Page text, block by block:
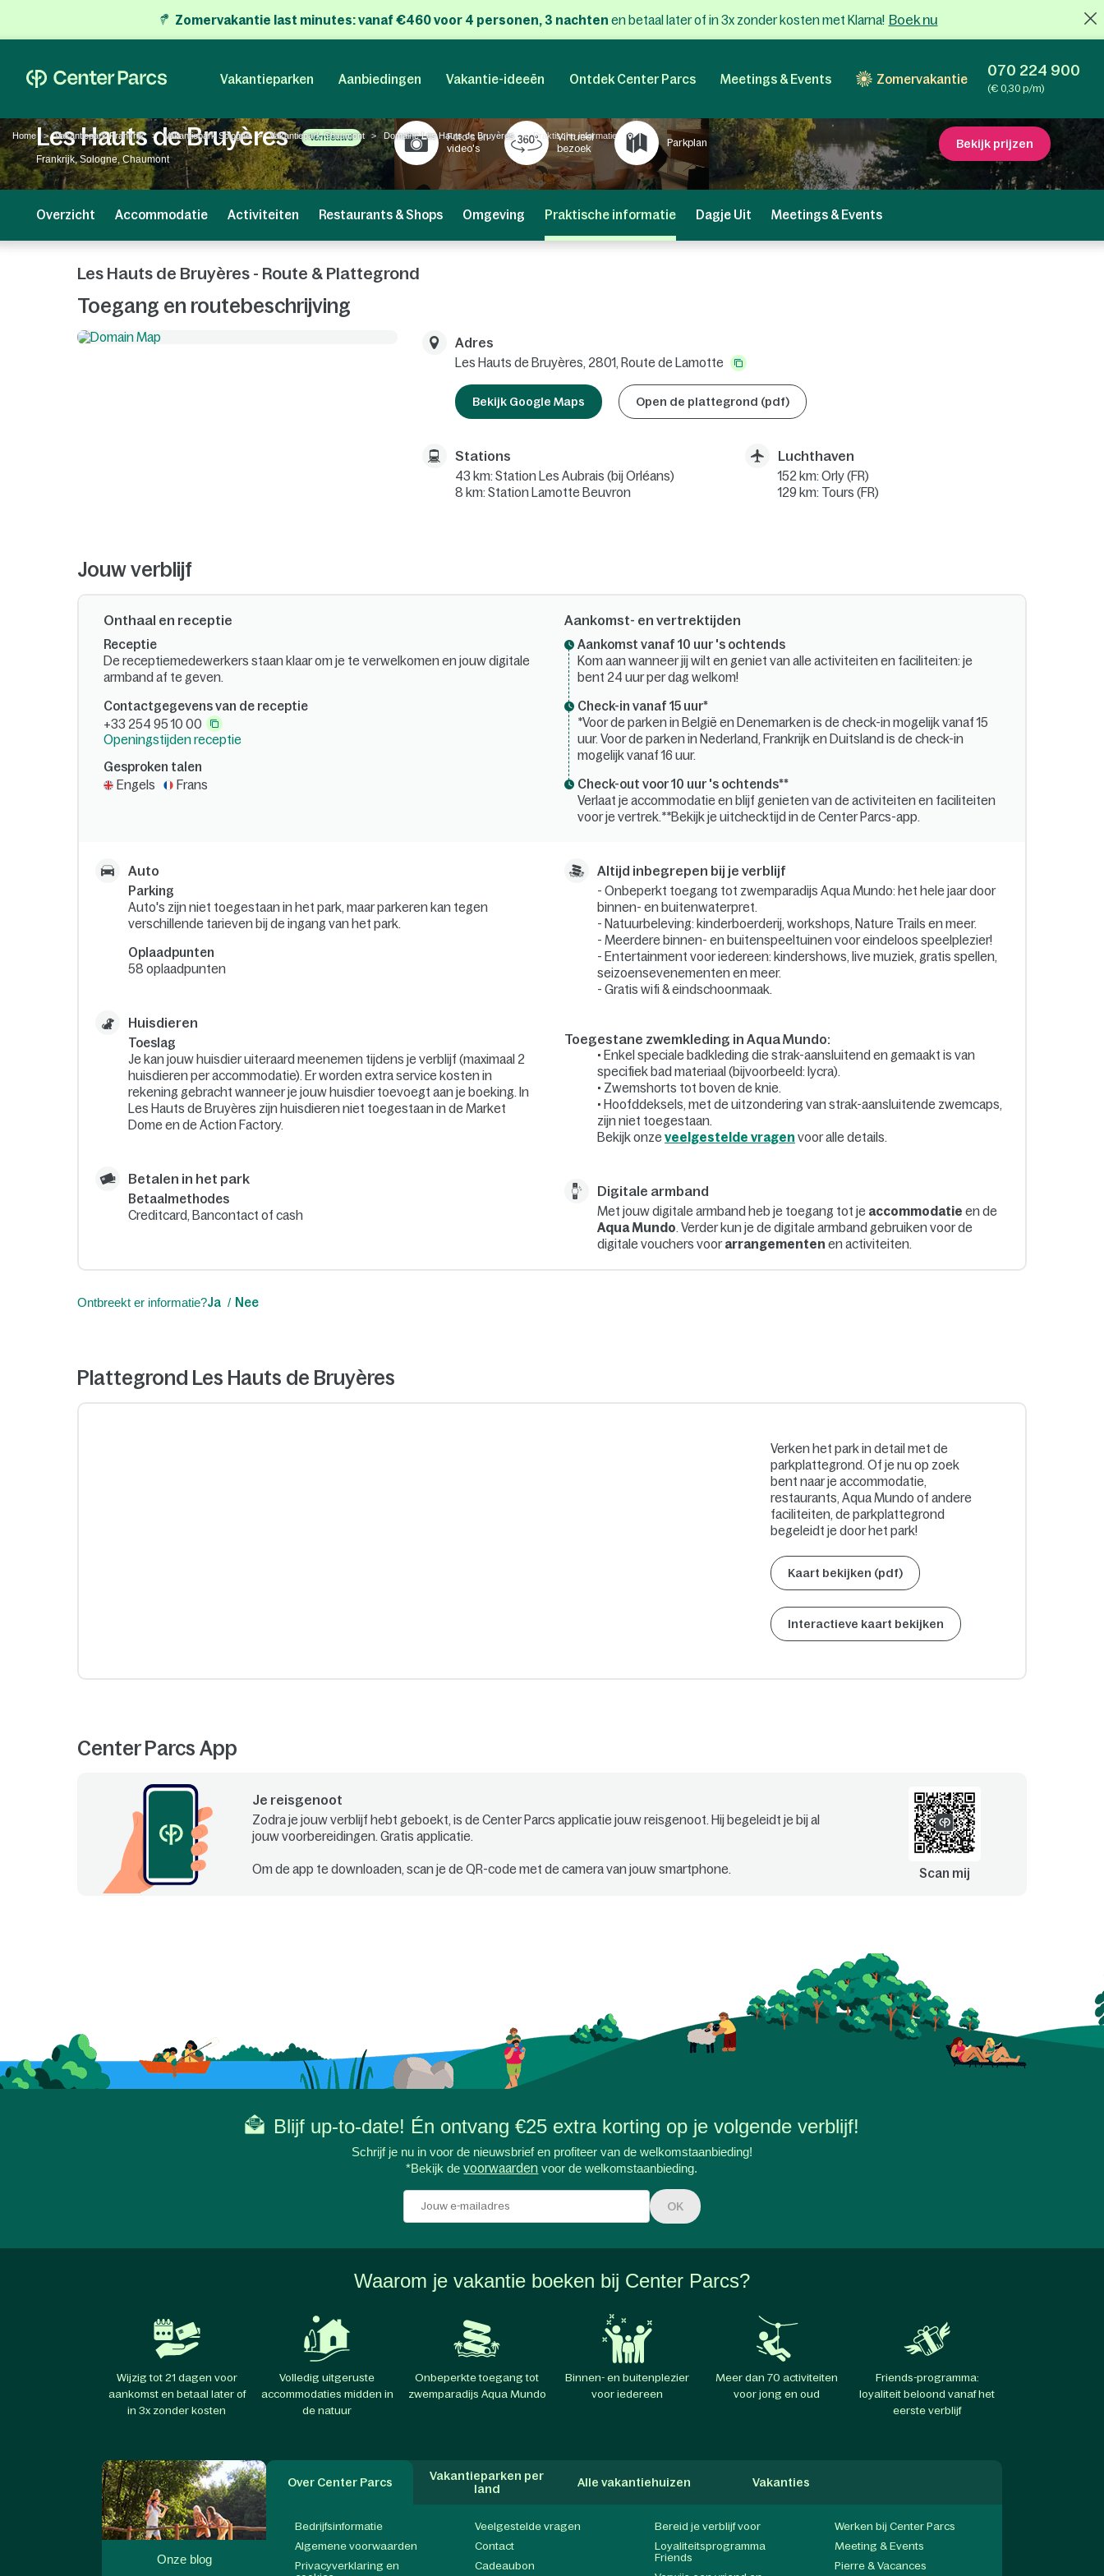
Zomervakantie last minutes:vanaf €460 voor 4 personen, 3 nachten en betaal later of in 3x zonder kosten met Klarna! Boek nu
Vakantieparken Aanbiedingen Vakantie-ideeën Ontdek Center Parcs Meetings & Events Zomervakantie 070 224 900
(€ 0,30 p/m)
Home Vakantiepark Frankrijk Vakantiepark Sologne Vakantiepark Chaumont Domaine Les Hauts de Bruyères Praktische informatie
Les Hauts de Bruyères Vernieuwd
Frankrijk, Sologne, Chaumont
Foto's en
video's
Virtueel
bezoek
Parkplan Bekijk prijzen
Overzicht Accommodatie Activiteiten Restaurants & Shops Omgeving Praktische informatie Dagje Uit Meetings & Events
Les Hauts de Bruyères - Route & Plattegrond
Toegang en routebeschrijving
Adres
Les Hauts de Bruyères, 2801, Route de Lamotte
Bekijk Google Maps Open de plattegrond (pdf)
Stations
43 km: Station Les Aubrais (bij Orléans)
8 km: Station Lamotte Beuvron
Luchthaven
152 km: Orly (FR)
129 km: Tours (FR)
Jouw verblijf
Onthaal en receptie
Receptie
De receptiemedewerkers staan klaar om je te verwelkomen en jouw digitale
armband af te geven.
Contactgegevens van de receptie
+33 254 95 10 00
Openingstijden receptie
Gesproken talen
Engels
Frans
Aankomst- en vertrektijden
Aankomst vanaf 10 uur 's ochtends
Kom aan wanneer jij wilt en geniet van alle activiteiten en faciliteiten: je
bent 24 uur per dag welkom!
Check-in vanaf 15 uur*
*Voor de parken in België en Denemarken is de check-in mogelijk vanaf 15
uur. Voor de parken in Nederland, Frankrijk en Duitsland is de check-in
mogelijk vanaf 16 uur.
Check-out voor 10 uur 's ochtends**
Verlaat je accommodatie en blijf genieten van de activiteiten en faciliteiten
voor je vertrek.**Bekijk je uitchecktijd in de Center Parcs-app.
Auto
Parking
Auto's zijn niet toegestaan in het park, maar parkeren kan tegen
verschillende tarieven bij de ingang van het park.
Oplaadpunten
58 oplaadpunten
Huisdieren
Toeslag
Je kan jouw huisdier uiteraard meenemen tijdens je verblijf (maximaal 2
huisdieren per accommodatie). Er worden extra service kosten in
rekening gebracht wanneer je jouw huisdier toevoegt aan je boeking. In
Les Hauts de Bruyères zijn huisdieren niet toegestaan in de Market
Dome en de Action Factory.
Betalen in het park
Betaalmethodes
Creditcard, Bancontact of cash
Altijd inbegrepen bij je verblijf
- Onbeperkt toegang tot zwemparadijs Aqua Mundo: het hele jaar door
binnen- en buitenwaterpret.
- Natuurbeleving: kinderboerderij, workshops, Nature Trails en meer.
- Meerdere binnen- en buitenspeeltuinen voor eindeloos speelplezier!
- Entertainment voor iedereen: kindershows, live muziek, gratis spellen,
seizoensevenementen en meer.
- Gratis wifi & eindschoonmaak.
Toegestane zwemkleding in Aqua Mundo:
• Enkel speciale badkleding die strak-aansluitend en gemaakt is van
specifiek bad materiaal (bijvoorbeeld: lycra).
• Zwemshorts tot boven de knie.
• Hoofddeksels, met de uitzondering van strak-aansluitende zwemcaps,
zijn niet toegestaan.
Bekijk onze veelgestelde vragen voor alle details.
Digitale armband
Met jouw digitale armband heb je toegang tot je accommodatie en de
Aqua Mundo. Verder kun je de digitale armband gebruiken voor de
digitale vouchers voorarrangementen en activiteiten.
Ontbreekt er informatie?Ja Nee
Plattegrond Les Hauts de Bruyères
Verken het park in detail met de
parkplattegrond. Of je nu op zoek
bent naar je accommodatie,
restaurants, Aqua Mundo of andere
faciliteiten, de parkplattegrond
begeleidt je door het park!
Kaart bekijken (pdf)
Interactieve kaart bekijken
Center Parcs App
Je reisgenoot
Zodra je jouw verblijf hebt geboekt, is de Center Parcs applicatie jouw reisgenoot. Hij begeleidt je bij al
jouw voorbereidingen. Gratis applicatie.
Om de app te downloaden, scan je de QR-code met de camera van jouw smartphone. Scan mij
Blijf up-to-date! Én ontvang €25 extra korting op je volgende verblijf!
Schrijf je nu in voor de nieuwsbrief en profiteer van de welkomstaanbieding!
*Bekijk devoorwaarden voor de welkomstaanbieding.
OK
Waarom je vakantie boeken bij Center Parcs?
Wijzig tot 21 dagen voor
aankomst en betaal later of
in 3x zonder kosten
Volledig uitgeruste
accommodaties midden in
de natuur
Onbeperkte toegang tot
zwemparadijs Aqua Mundo
Binnen- en buitenplezier
voor iedereen
Meer dan 70 activiteiten
voor jong en oud
Friends-programma:
loyaliteit beloond vanaf het
eerste verblijf
Onze blog
Over Center Parcs
Vakantieparken per
land
Alle vakantiehuizen Vakanties
Bedrijfsinformatie
Algemene voorwaarden
Privacyverklaring en
Veelgestelde vragen
Contact
Cadeaubon
Bereid je verblijf voor
Loyaliteitsprogramma
Friends
Werken bij Center Parcs
Meeting & Events
Pierre & Vacances